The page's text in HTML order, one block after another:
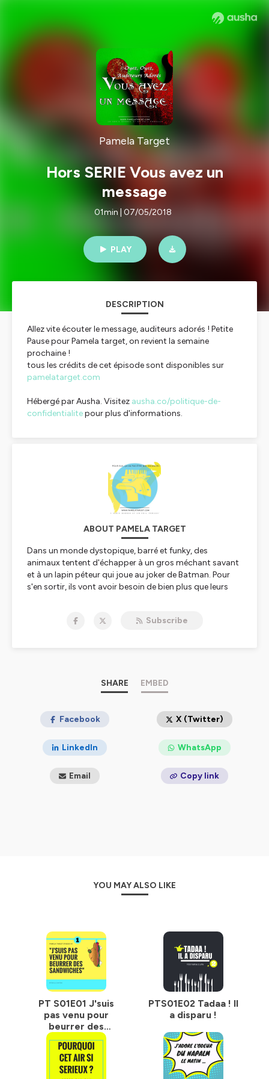
Pamela Target
Hors SERIE Vous avez un
message
01min | 07/05/2018
PLAY
DESCRIPTION
Allez vite écouter le message, auditeurs adorés ! Petite
Pause pour Pamela target, on revient la semaine
prochaine !
tous les crédits de cet épisode sont disponibles sur
pamelatarget.com
Hébergé par Ausha. Visitez ausha.co/politique-de-
confidentialitepour plus d'informations.
ABOUT PAMELA TARGET
Dans un monde dystopique, barré et funky, des
animaux tentent d'échapper à un gros méchant savant
et à un lapin péteur qui joue au joker de Batman. Pour
s'en sortir, ils vont avoir besoin de bien plus que leurs
Pamela Target est une fiction sonore à l'humour barré et
Hébergé par Ausha. Visitez
ausha.co/politique-de-
pour plus d'informations.
Subscribe
SHARE EMBED
Facebook X (Twitter)
LinkedIn WhatsApp
Email Copy link
YOU MAY ALSO LIKE
PT S01E01 J'suis
pas venu pour
beurrer des
sandwiches.
PTS01E02 Tadaa ! Il
a disparu !